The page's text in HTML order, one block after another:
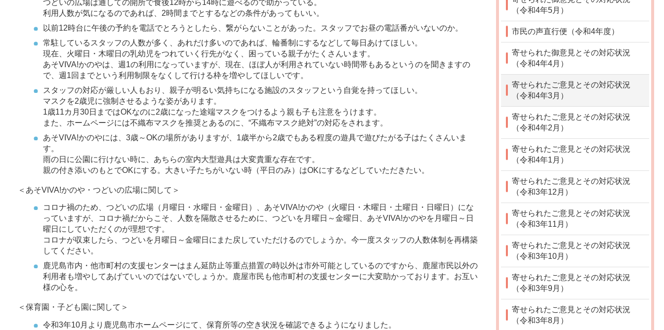
つどいの広場は通しての開所で食後12時から14時に遊べるので助かっている。
利用人数が気になるのであれば、2時間までとするなどの条件があってもいい。
以前12時台に午後の予約を電話でとろうとしたら、繋がらないことがあった。スタッフでお昼の電話番がいないのか。
常駐しているスタッフの人数が多く、あれだけ多いのであれば、輪番制にするなどして毎日あけてほしい。
現在、火曜日・木曜日の乳幼児をつれていく行先がなく、困っている親子がたくさんいます。
あそVIVA!かのやは、週1の利用になっていますが、現在、ほぼ人が利用されていない時間帯もあるというのを聞きますの
で、週1回までという利用制限をなくして行ける枠を増やしてほしいです。
スタッフの対応が厳しい人もおり、親子が明るい気持ちになる施設のスタッフという自覚を持ってほしい。
マスクを2歳児に強制させるような姿があります。
1歳11カ月30日まではOKなのに2歳になった途端マスクをつけるよう親も子も注意をうけます。
また、ホームページには不織布マスクを推奨とあるのに、“不織布マスク絶対”の対応をされます。
あそVIVA!かのやには、3歳～OKの場所がありますが、1歳半から2歳でもある程度の遊具で遊びたがる子はたくさんいま
す。
雨の日に公園に行けない時に、あちらの室内大型遊具は大変貴重な存在です。
親の付き添いのもとでOKにする。大きい子たちがいない時（平日のみ）はOKにするなどしていただきたい。
＜あそVIVA!かのや・つどいの広場に関して＞
コロナ禍のため、つどいの広場（月曜日・水曜日・金曜日）、あそVIVA!かのや（火曜日・木曜日・土曜日・日曜日）にな
っていますが、コロナ禍だからこそ、人数を隔散させるために、つどいを月曜日～金曜日、あそVIVA!かのやを月曜日～日
曜日にしていただくのが理想です。
コロナが収束したら、つどいを月曜日～金曜日にまた戻していただけるのでしょうか。今一度スタッフの人数体制を再構築
してください。
鹿児島市内・他市町村の支援センターはまん延防止等重点措置の時以外は市外可能としているのですから、鹿屋市民以外の
利用者も増やしてあげていいのではないでしょうか。鹿屋市民も他市町村の支援センターに大変助かっております。お互い
様の心を。
＜保育園・子ども園に関して＞
令和3年10月より鹿児島市ホームページにて、保育所等の空き状況を確認できるようになりました。
（令和4年5月）
市民の声直行便（令和4年度）
寄せられた御意見とその対応状況
（令和4年4月）
寄せられたご意見とその対応状況
（令和4年3月）
寄せられたご意見とその対応状況
（令和4年2月）
寄せられたご意見とその対応状況
（令和4年1月）
寄せられたご意見とその対応状況
（令和3年12月）
寄せられたご意見とその対応状況
（令和3年11月）
寄せられたご意見とその対応状況
（令和3年10月）
寄せられたご意見とその対応状況
（令和3年9月）
寄せられたご意見とその対応状況
（令和3年8月）